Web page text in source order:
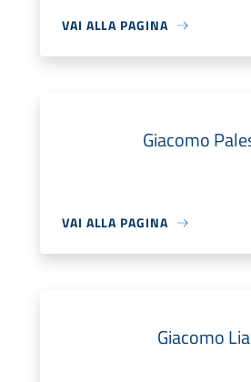
VAI ALLA PAGINA
Giacomo
VAI ALLA PAGINA
Giacomo Lia